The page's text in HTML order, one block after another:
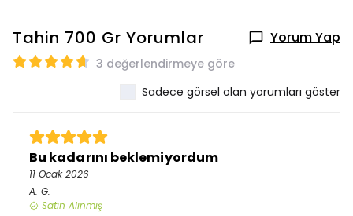
Tahin 700 Gr Yorumlar Yorum Yap
3 değerlendirmeye göre
Sadece görsel olan yorumları göster
Bu kadarını beklemiyordum
11 Ocak 2026
A. G.
Satın Alınmış